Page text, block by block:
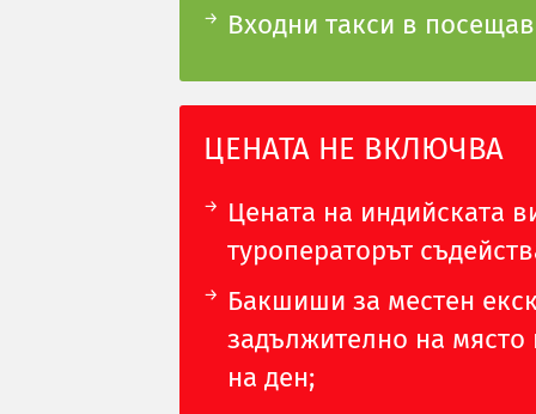
Входни такси в
ЦЕНАТА НЕ ВКЛЮЧВА
Цената на индийската
туроператорът
Бакшиши за местен
задължително на място
на ден;